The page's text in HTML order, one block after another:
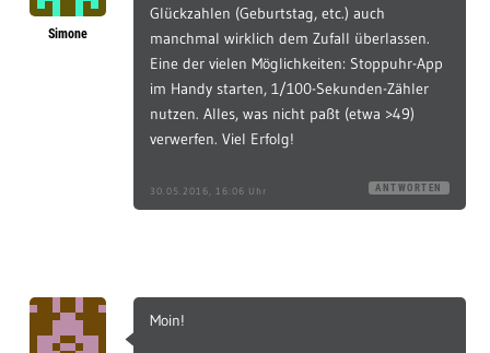
Simone
Glückzahlen (Geburtstag, etc.) auch
manchmal wirklich dem Zufall überlassen.
Eine der vielen Möglichkeiten: Stoppuhr-App
im Handy starten, 1/100-Sekunden-Zähler
nutzen. Alles, was nicht paßt (etwa >49)
verwerfen. Viel Erfolg!
30.05.2016, 16:06 Uhr ANTWORTEN
Moin!